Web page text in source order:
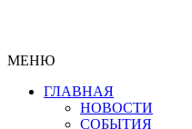
МЕНЮ
ГЛАВНАЯ
НОВОСТИ
СОБЫТИЯ